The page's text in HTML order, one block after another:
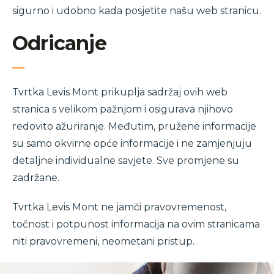
sigurno i udobno kada posjetite našu web stranicu.
Odricanje
Tvrtka Levis Mont prikuplja sadržaj ovih web
stranica s velikom pažnjom i osigurava njihovo
redovito ažuriranje. Međutim, pružene informacije
su samo okvirne opće informacije i ne zamjenjuju
detaljne individualne savjete. Sve promjene su
zadržane.
Tvrtka Levis Mont ne jamči pravovremenost,
točnost i potpunost informacija na ovim stranicama
niti pravovremeni, neometani pristup.